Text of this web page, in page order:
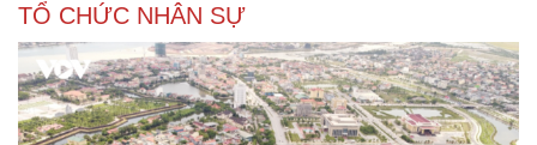
Du lịch
Tư vấn
Săn Tour
check-in
Câu chuyện thời sự
Đọc truyện đêm khuya
Cửa sổ tình yêu
Kể chuyện cho bé
TỔ CHỨC NHÂN SỰ